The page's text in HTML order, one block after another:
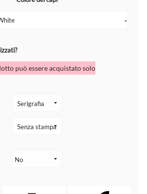
▼
può essere acquistato solo